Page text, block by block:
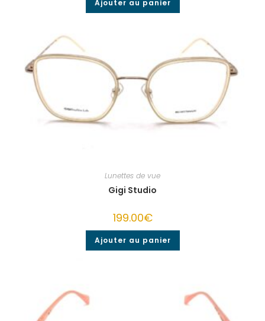
Ajouter au panier
Lunettes de vue
Gigi Studio
199.00€
Ajouter au panier